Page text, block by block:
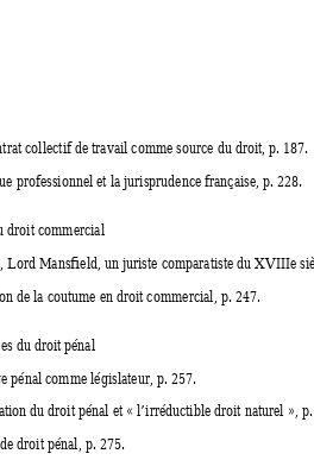
collectif de travail comme source du droit, p. 187.
professionnel et la jurisprudence française, p. 228.
droit commercial
, Lord Mansfield, un juriste comparatiste du XVIIIe
de la coutume en droit commercial, p. 247.
du droit pénal
pénal comme législateur, p. 257.
du droit pénal et « l’irréductible droit naturel »,
droit pénal, p. 275.